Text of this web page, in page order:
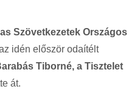
Szövetkezetek Országos
idén először odaítélt
Tiborné, a Tisztelet
át.